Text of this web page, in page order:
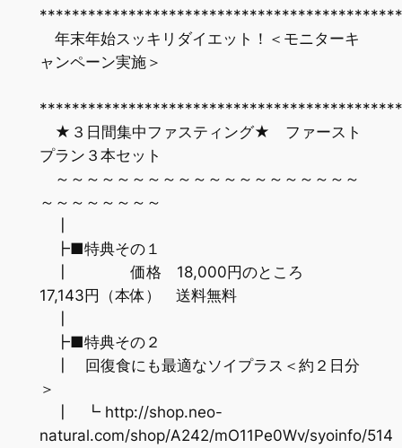
年末年始スッキリダイエット！＜モニターキ
ャンペーン実施＞
★３日間集中ファスティング★ ファースト
プラン３本セット
～～～～～～～～～～～～～～～～～～～～
～～～～～～～～
┣■特典その１
┃ 価格 18,000円のところ
17,143円（本体） 送料無料
┣■特典その２
┃ 回復食にも最適なソイプラス＜約２日分
＞
┃ ┗ http://shop.neo-
natural.com/shop/A242/mO11Pe0Wv/syoinfo/514